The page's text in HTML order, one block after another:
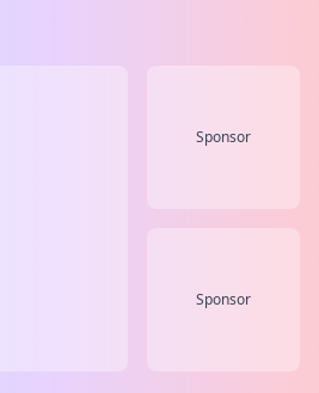
Sponsor
Sponsor